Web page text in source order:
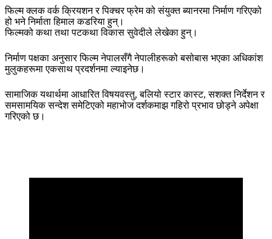
फिल्म क्लक वर्क क्रियशन र पिक्चर फ्रेम को संयुक्त ब्यानरमा निर्माण गरिएको
हो भने निर्माता हिमाल कडरिया हुन्।
फिल्मको कथा तथा पटकथा विकास सुवेदीले लेखेका हुन्।
निर्माण पक्षका अनुसार फिल्म नेपालसँगै नेपालीहरूको बसोबास भएका अधिकांश
मुलुकहरूमा एकसाथ प्रदर्शनमा ल्याइनेछ।
सामाजिक यथार्थमा आधारित विषयवस्तु, बलियो स्टार कास्ट, सशक्त निर्देशन र
समसामयिक सन्देश समेटिएको महाभोज दर्शकमाझ गहिरो प्रभाव छोड्ने अपेक्षा
गरिएको छ।